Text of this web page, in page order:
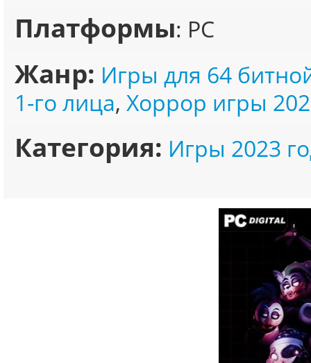
Платформы: PC
Жанр: Игры для 64
1-го лица, Хоррор игры
Категория: Игры 2023